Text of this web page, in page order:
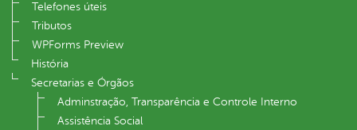
Telefones úteis
Tributos
WPForms Preview
História
Secretarias e Órgãos
Adminstração, Transparência e Controle Interno
Assistência Social